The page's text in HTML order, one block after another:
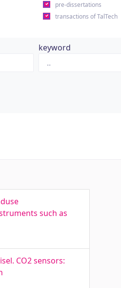
pre-dissertations
transactions of TalTech
keyword
such as
CO2 sensors: